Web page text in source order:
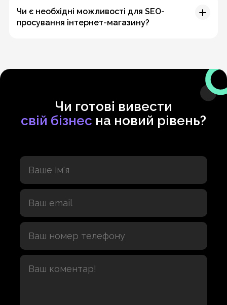
Чи є необхідні можливості для SEO-
просування інтернет-магазину?
Чи готові вивести
свій бізнес на новий рівень?